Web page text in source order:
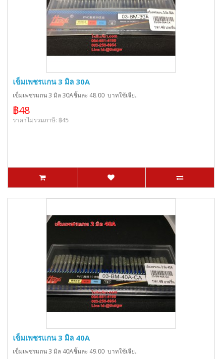
เข็มเพชรแกน 3 มิล 30A
เข็มเพชรแกน 3 มิล 30Aชิ้นละ 48.00 บาทใช้เจีย..
฿48
ราคาไม่รวมภาษี: ฿45
เข็มเพชรแกน 3 มิล 40A
เข็มเพชรแกน 3 มิล 40Aชิ้นละ 49.00 บาทใช้เจีย..